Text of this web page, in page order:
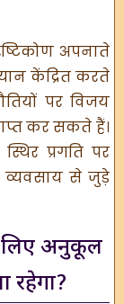
अपनाते
केंद्रित करते
पर विजय
कर सकते हैं।
प्रगति पर
व्यवसाय से जुड़े
लिए अनुकूल
रहेगा?